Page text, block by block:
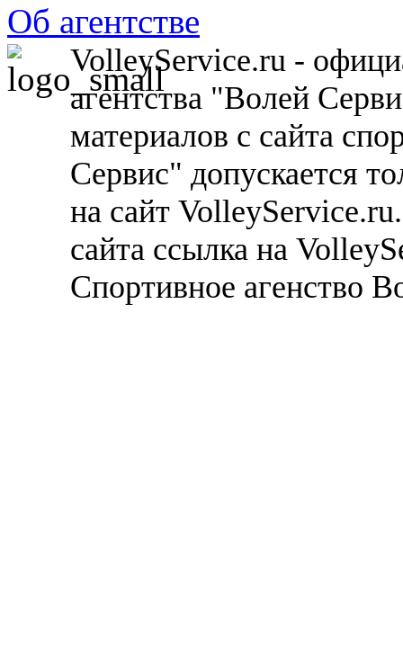
Об агентстве
VolleyService.ru -
агентства "Волей
материалов с сайта
Сервис" допускается
на сайт
сайта ссылка на
Спортивное агенство